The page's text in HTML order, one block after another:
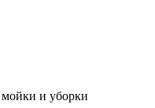
мойки и уборки